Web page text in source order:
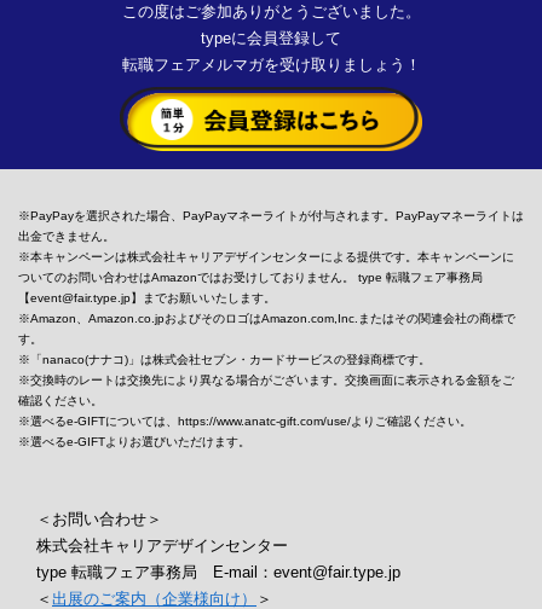
この度はご参加ありがとうございました。
typeに会員登録して
転職フェアメルマガを受け取りましょう！
※PayPayを選択された場合、PayPayマネーライトが付与されます。PayPayマネーライトは
出金できません。
※本キャンペーンは株式会社キャリアデザインセンターによる提供です。本キャンペーンに
ついてのお問い合わせはAmazonではお受けしておりません。 type 転職フェア事務局
【event@fair.type.jp】までお願いいたします。
※Amazon、Amazon.co.jpおよびそのロゴはAmazon.com,Inc.またはその関連会社の商標で
す。
※「nanaco(ナナコ)」は株式会社セブン・カードサービスの登録商標です。
※交換時のレートは交換先により異なる場合がございます。交換画面に表示される金額をご
確認ください。
※選べるe-GIFTについては、https://www.anatc-gift.com/use/よりご確認ください。
※選べるe-GIFTよりお選びいただけます。
＜お問い合わせ＞
株式会社キャリアデザインセンター
type 転職フェア事務局 E-mail：event@fair.type.jp
＜ 出展のご案内（企業様向け） ＞